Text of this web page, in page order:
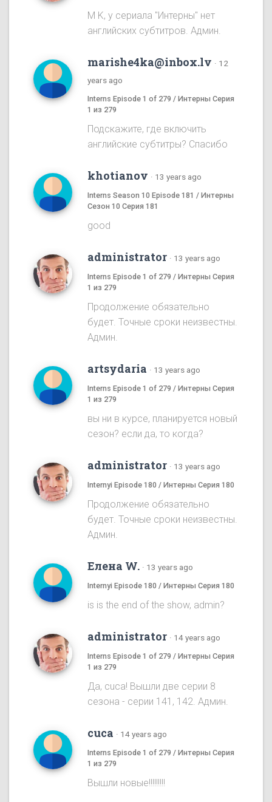
M K, у сериала "Интерны" нет
английских субтитров. Админ.
marishe4ka@inbox.lv · 12
years ago
Interns Episode 1 of 279 / Интерны Серия
1 из 279
Подскажите, где включить
английские субтитры? Спасибо
khotianov · 13 years ago
Interns Season 10 Episode 181 / Интерны
Сезон 10 Серия 181
good
administrator · 13 years ago
Interns Episode 1 of 279 / Интерны Серия
1 из 279
Продолжение обязательно
будет. Точные сроки неизвестны.
Админ.
artsydaria · 13 years ago
Interns Episode 1 of 279 / Интерны Серия
1 из 279
вы ни в курсе, планируется новый
сезон? если да, то когда?
administrator · 13 years ago
Internyi Episode 180 / Интерны Серия 180
Продолжение обязательно
будет. Точные сроки неизвестны.
Админ.
Елена W. · 13 years ago
Internyi Episode 180 / Интерны Серия 180
is is the end of the show, admin?
administrator · 14 years ago
Interns Episode 1 of 279 / Интерны Серия
1 из 279
Да, cuca! Вышли две серии 8
сезона - серии 141, 142. Админ.
cuca · 14 years ago
Interns Episode 1 of 279 / Интерны Серия
1 из 279
Вышли новые!!!!!!!!!